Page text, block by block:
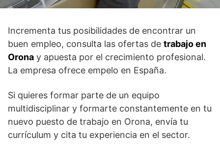
Incrementa tus posibilidades de encontrar un
buen empleo, consulta las ofertas de trabajo en
Orona y apuesta por el crecimiento profesional.
La empresa ofrece empelo en España.
Si quieres formar parte de un equipo
multidisciplinar y formarte constantemente en tu
nuevo puesto de trabajo en Orona, envía tu
currículum y cita tu experiencia en el sector.